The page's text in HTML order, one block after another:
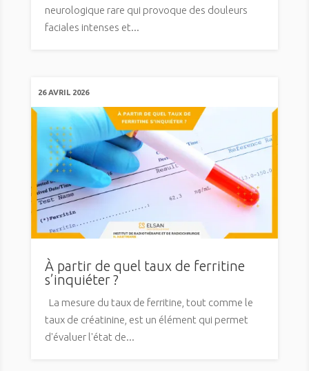
neurologique rare qui provoque des douleurs
faciales intenses et...
26 AVRIL 2026
À partir de quel taux de ferritine
s’inquiéter ?
La mesure du taux de ferritine, tout comme le
taux de créatinine, est un élément qui permet
d'évaluer l'état de...